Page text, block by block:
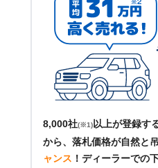
8,000社(※1) 以上が登録す
から、落札価格が自然と
ャンス ！ ディーラーでの